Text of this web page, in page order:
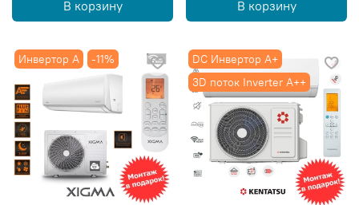
В корзину В корзину
Инвертор A -11%
DC Инвертор A+
3D поток Inverter А++